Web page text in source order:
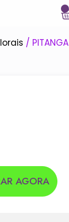
/ PITANGA
AGORA